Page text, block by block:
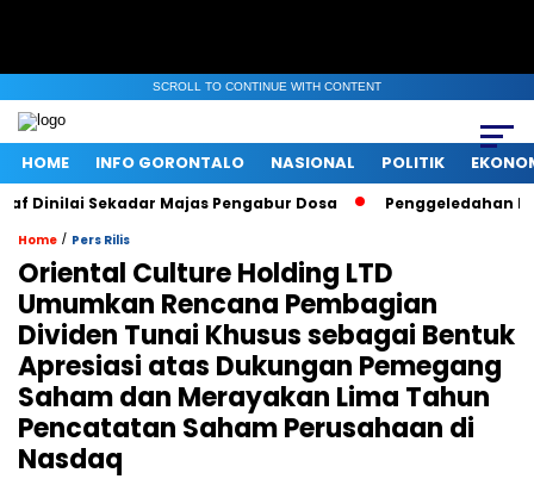
SCROLL TO CONTINUE WITH CONTENT
HOME INFO GORONTALO NASIONAL POLITIK
Dinilai Sekadar Majas Pengabur Dosa Penggeledahan
Home / Pers Rilis
Oriental Culture Holding LTD
Umumkan Rencana Pembagian
Dividen Tunai Khusus sebagai Bentuk
Apresiasi atas Dukungan Pemegang
Saham dan Merayakan Lima Tahun
Pencatatan Saham Perusahaan di
Nasdaq